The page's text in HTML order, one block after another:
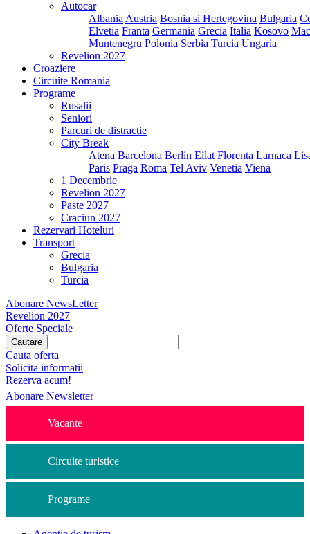
Autocar
Albania Austria Bosnia si Hertegovina Bulgaria
Elvetia Franta Germania Grecia Italia Kosovo
Muntenegru Polonia Serbia Turcia Ungaria
Revelion 2027
Croaziere
Circuite Romania
Programe
Rusalii
Seniori
Parcuri de distractie
City Break
Atena Barcelona Berlin Eilat Florenta Larnaca
Paris Praga Roma Tel Aviv Venetia Viena
1 Decembrie
Revelion 2027
Paste 2027
Craciun 2027
Rezervari Hoteluri
Transport
Grecia
Bulgaria
Turcia
Abonare NewsLetter
Revelion 2027
Oferte Speciale
Cauta oferta
Solicita informatii
Rezerva acum!
Abonare Newsletter
Vacante
Circuite turistice
Programe